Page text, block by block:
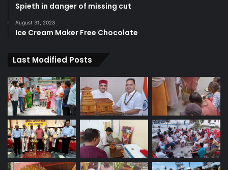
Spieth in danger of missing cut
August 31, 2023
Ice Cream Maker Free Chocolate
Last Modified Posts